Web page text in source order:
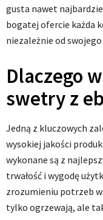
gusta nawet
bogatej ofercie każda
niezależnie od
Dlaczego
swetry z
Jedną z kluczowych
wysokiej jakości
wykonane są z
trwałość i wygodę
zrozumieniu potrzeb
tylko ogrzewają, ale